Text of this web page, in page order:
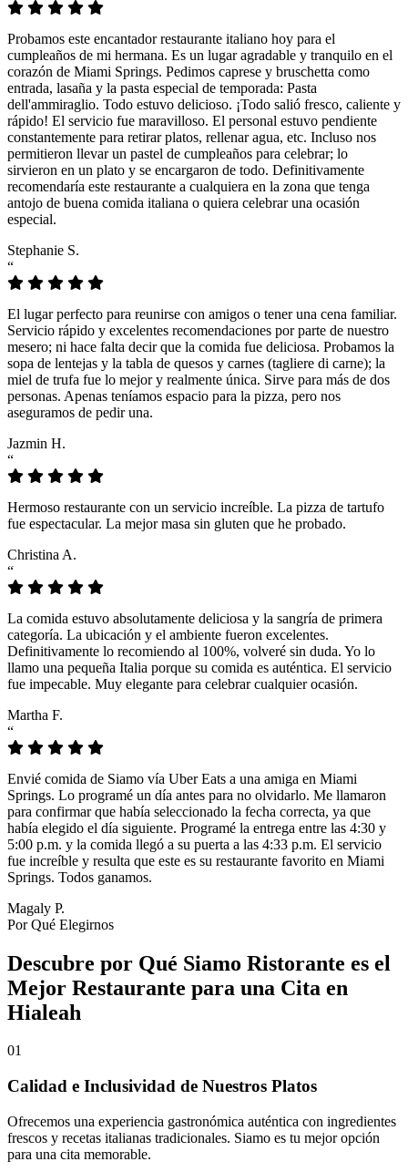
Probamos este encantador restaurante italiano hoy para el
cumpleaños de mi hermana. Es un lugar agradable y tranquilo en el
corazón de Miami Springs. Pedimos caprese y bruschetta como
entrada, lasaña y la pasta especial de temporada: Pasta
dell'ammiraglio. Todo estuvo delicioso. ¡Todo salió fresco, caliente y
rápido! El servicio fue maravilloso. El personal estuvo pendiente
constantemente para retirar platos, rellenar agua, etc. Incluso nos
permitieron llevar un pastel de cumpleaños para celebrar; lo
sirvieron en un plato y se encargaron de todo. Definitivamente
recomendaría este restaurante a cualquiera en la zona que tenga
antojo de buena comida italiana o quiera celebrar una ocasión
especial.
Stephanie S.
“
El lugar perfecto para reunirse con amigos o tener una cena familiar.
Servicio rápido y excelentes recomendaciones por parte de nuestro
mesero; ni hace falta decir que la comida fue deliciosa. Probamos la
sopa de lentejas y la tabla de quesos y carnes (tagliere di carne); la
miel de trufa fue lo mejor y realmente única. Sirve para más de dos
personas. Apenas teníamos espacio para la pizza, pero nos
aseguramos de pedir una.
Jazmin H.
“
Hermoso restaurante con un servicio increíble. La pizza de tartufo
fue espectacular. La mejor masa sin gluten que he probado.
Christina A.
“
La comida estuvo absolutamente deliciosa y la sangría de primera
categoría. La ubicación y el ambiente fueron excelentes.
Definitivamente lo recomiendo al 100%, volveré sin duda. Yo lo
llamo una pequeña Italia porque su comida es auténtica. El servicio
fue impecable. Muy elegante para celebrar cualquier ocasión.
Martha F.
“
Envié comida de Siamo vía Uber Eats a una amiga en Miami
Springs. Lo programé un día antes para no olvidarlo. Me llamaron
para confirmar que había seleccionado la fecha correcta, ya que
había elegido el día siguiente. Programé la entrega entre las 4:30 y
5:00 p.m. y la comida llegó a su puerta a las 4:33 p.m. El servicio
fue increíble y resulta que este es su restaurante favorito en Miami
Springs. Todos ganamos.
Magaly P.
Por Qué Elegirnos
Descubre por Qué Siamo Ristorante es el
Mejor Restaurante para una Cita en
Hialeah
01
Calidad e Inclusividad de Nuestros Platos
Ofrecemos una experiencia gastronómica auténtica con ingredientes
frescos y recetas italianas tradicionales. Siamo es tu mejor opción
para una cita memorable.